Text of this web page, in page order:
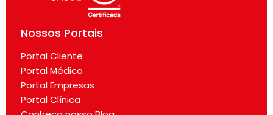
Nossos Portais
Portal Cliente
Portal Médico
Portal Empresas
Portal Clínica